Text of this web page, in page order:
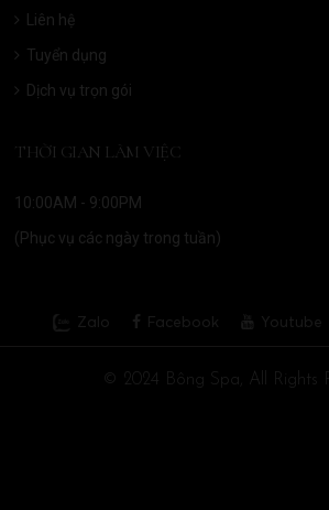
Liên hệ
Tuyển dụng
Dịch vụ trọn gói
THỜI GIAN LÀM VIỆC
10:00AM - 9:00PM
(Phục vụ các ngày trong tuần)
Zalo Facebook Youtube
© 2024 Bông Spa, All Rights